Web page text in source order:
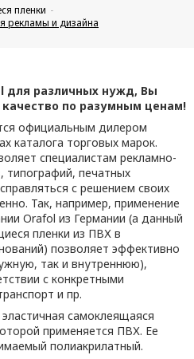
пленки
рекламы и дизайна
для различных нужд, Вы
по разумным ценам!
официальным дилером
каталога торговых марок.
специалистам рекламно-
типографий, печатных
с решением своих
Так, например, применение
Orafol из Германии (а данный
пленки из ПВХ в
позволяет эффективно
так и внутреннюю),
с конкретными
и пр.
самоклеящаяся
применяется ПВХ. Ее
полиакрилатный.